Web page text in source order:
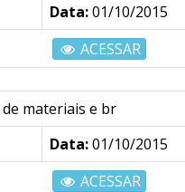
Data:01/10/2015
ACESSAR
materiais e br
Data:01/10/2015
ACESSAR